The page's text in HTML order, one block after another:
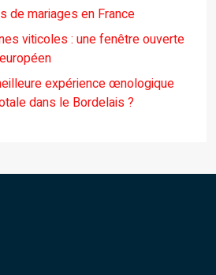
de mariages en France
viticoles : une fenêtre ouverte
expérience œnologique
dans le Bordelais ?